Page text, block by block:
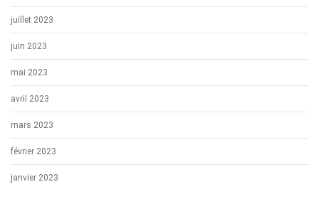
juillet 2023
juin 2023
mai 2023
avril 2023
mars 2023
février 2023
janvier 2023